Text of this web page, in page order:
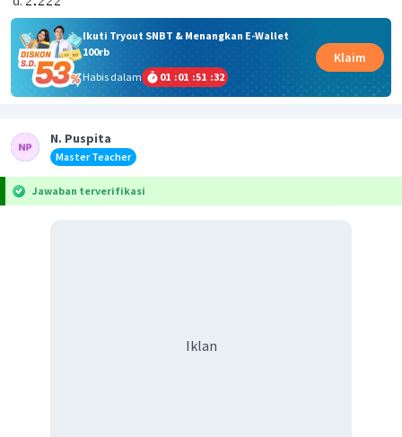
Ikuti Tryout SNBT & Menangkan E-Wallet
100rb
Habis dalam
01 :01 :51 :32
Klaim
N. Puspita
Master Teacher
Jawaban terverifikasi
Iklan